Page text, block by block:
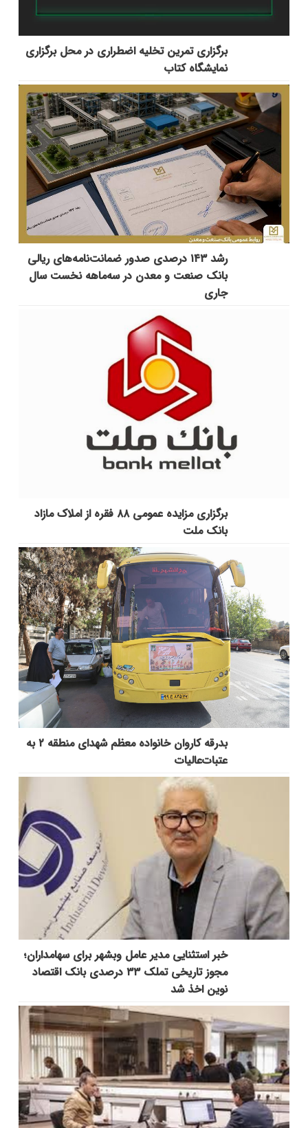
برگزاری تمرین تخلیه اضطراری در محل برگزاری
نمایشگاه کتاب
رشد ۱۴۳ درصدی صدور ضمانت‌نامه‌های ریالی
بانک صنعت و معدن در سه‌ماهه نخست سال
جاری
برگزاری مزایده عمومی ۸۸ فقره از املاک مازاد
بانک ملت
بدرقه کاروان خانواده معظم شهدای منطقه ۲ به
عتبات‌عالیات
خبر استثنایی مدیر عامل وبشهر برای سهامداران؛
مجوز تاریخی تملک ۳۳ درصدی بانک اقتصاد
نوین اخذ شد